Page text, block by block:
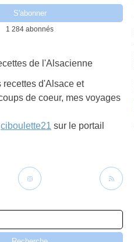
1 284 abonnés
recettes d'Alsace et
de coeur, mes voyages
ciboulette21 sur le portail